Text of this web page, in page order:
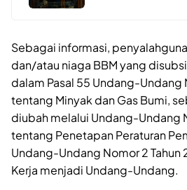
Sebagai informasi,
dan/atau niaga BBM yang
dalam Pasal 55 Undang-Undang
tentang Minyak dan Gas Bumi,
diubah melalui Undang-Undang
tentang Penetapan Peraturan
Undang-Undang Nomor 2
Kerja menjadi Undang-Undang.